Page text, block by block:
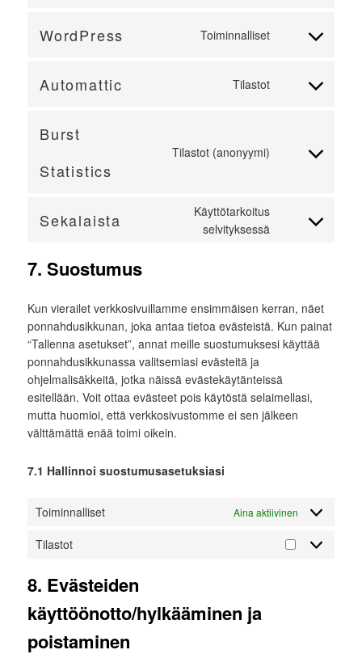
WordPress Toiminnalliset
Consent
service
wordpress
Automattic Tilastot
Consent
Burst
Statistics
Tilastot (anonyymi)
Consent
statistics
Sekalaista
Käyttötarkoitus
selvityksessä
Consent
7. Suostumus
Kun vierailet verkkosivuillamme ensimmäisen kerran, näet
ponnahdusikkunan, joka antaa tietoa evästeistä. Kun painat
“Tallenna asetukset”, annat meille suostumuksesi käyttää
ponnahdusikkunassa valitsemiasi evästeitä ja
ohjelmalisäkkeitä, jotka näissä evästekäytänteissä
esitellään. Voit ottaa evästeet pois käytöstä selaimellasi,
mutta huomioi, että verkkosivustomme ei sen jälkeen
välttämättä enää toimi oikein.
7.1 Hallinnoi suostumusasetuksiasi
Toiminnalliset Aina aktiivinen
Tilastot Tilastot
8. Evästeiden
käyttöönotto/hylkääminen ja
poistaminen